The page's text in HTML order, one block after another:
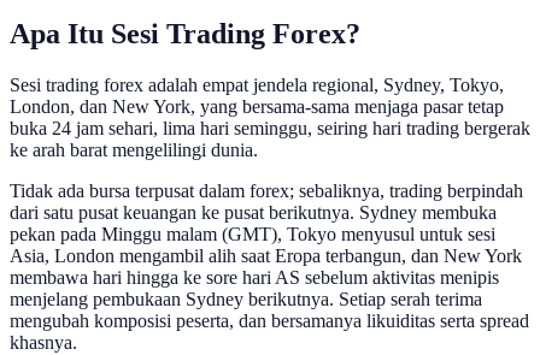
Apa Itu Sesi Trading Forex?
Sesi trading forex adalah empat jendela regional, Sydney, Tokyo,
London, dan New York, yang bersama-sama menjaga pasar tetap
buka 24 jam sehari, lima hari seminggu, seiring hari trading bergerak
ke arah barat mengelilingi dunia.
Tidak ada bursa terpusat dalam forex; sebaliknya, trading berpindah
dari satu pusat keuangan ke pusat berikutnya. Sydney membuka
pekan pada Minggu malam (GMT), Tokyo menyusul untuk sesi
Asia, London mengambil alih saat Eropa terbangun, dan New York
membawa hari hingga ke sore hari AS sebelum aktivitas menipis
menjelang pembukaan Sydney berikutnya. Setiap serah terima
mengubah komposisi peserta, dan bersamanya likuiditas serta spread
khasnya.